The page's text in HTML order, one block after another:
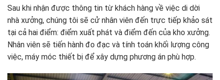
Sau khi nhận được thông tin từ khách hàng về việc di dời
nhà xưởng, chúng tôi sẽ cử nhân viên đến trực tiếp khảo sát
tại cả hai điểm: điểm xuất phát và điểm đến của kho xưởng.
Nhân viên sẽ tiến hành đo đạc và tính toán khối lượng công
việc, máy móc thiết bị để xây dựng phương án phù hợp.